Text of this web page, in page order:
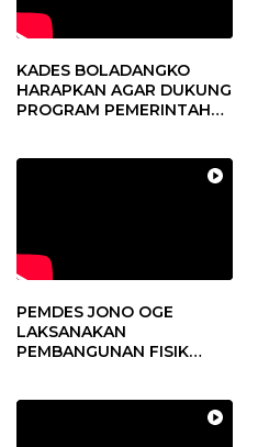
KADES BOLADANGKO
HARAPKAN AGAR DUKUNG
PROGRAM PEMERINTAH
PEMDES JONO OGE
LAKSANAKAN
PEMBANGUNAN FISIK